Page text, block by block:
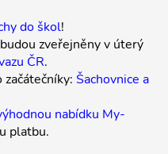
do škol!
zveřejněny v úterý
ČR.
Šachovnice a
nabídku My-
platbu.